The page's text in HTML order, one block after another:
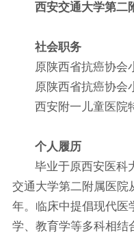
西安交通大学第二
社会职务
原陕西省抗癌协会
原陕西省抗癌协会
西安附一儿童医院
个人履历
毕业于原西安医科
交通大学第二附属医院
年。临床中提倡现代医
学、教育学等多科相结